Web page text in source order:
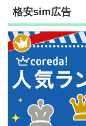
格安sim広告